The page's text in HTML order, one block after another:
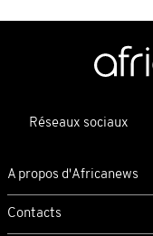
Réseaux sociaux
A propos d'Africanews
Contacts